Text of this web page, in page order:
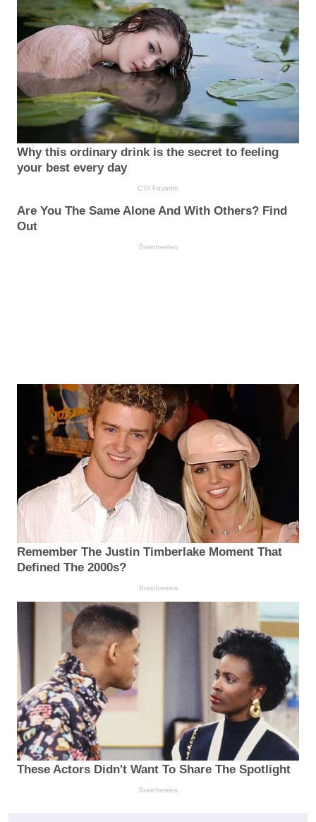
Why this ordinary drink is the secret to feeling
your best every day
CTA Favorite
Are You The Same Alone And With Others? Find
Out
Brainberries
Remember The Justin Timberlake Moment That
Defined The 2000s?
Brainberries
These Actors Didn't Want To Share The Spotlight
Brainberries